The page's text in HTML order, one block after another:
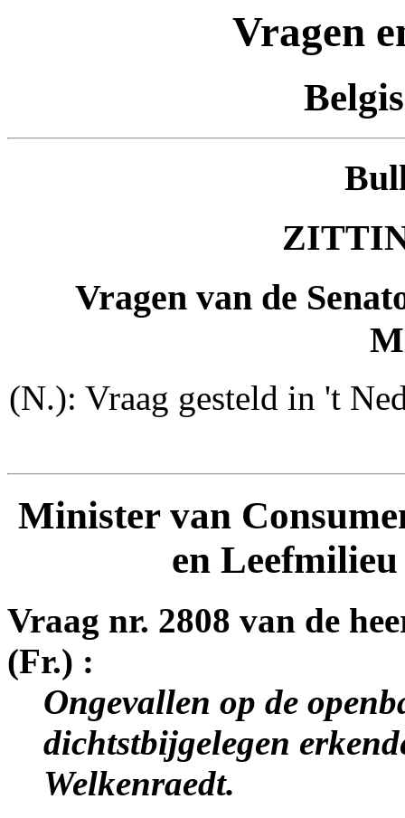
Vragen
Vragen van de
(N.): Vraag gesteld in 't
Minister van
en
Vraag nr. 2808 van de
(Fr.) :
Ongevallen op de
dichtstbijgelegen
Welkenraedt.